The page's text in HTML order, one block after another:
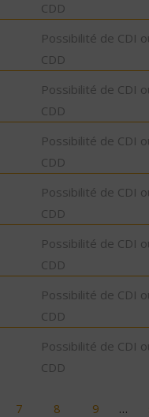
CDD
Possibilité de CDI
CDD
Possibilité de CDI
CDD
Possibilité de CDI
CDD
Possibilité de CDI
CDD
Possibilité de CDI
CDD
Possibilité de CDI
CDD
Possibilité de CDI
CDD
7 8 9 …